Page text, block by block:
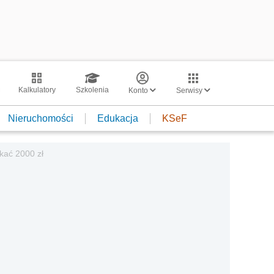
Kalkulatory Szkolenia Konto Serwisy
Nieruchomości Edukacja KSeF
2000 zł